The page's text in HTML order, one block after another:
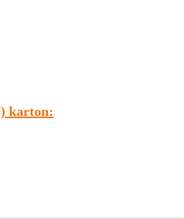
karton: